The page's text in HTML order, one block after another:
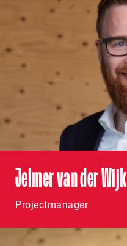
Jelmer van der Wijk
Projectmanager